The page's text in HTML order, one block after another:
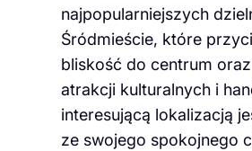
najpopularniejszych
Śródmieście, które
bliskość do centrum
atrakcji kulturalnych i
interesującą lokalizacją
ze swojego spokojnego